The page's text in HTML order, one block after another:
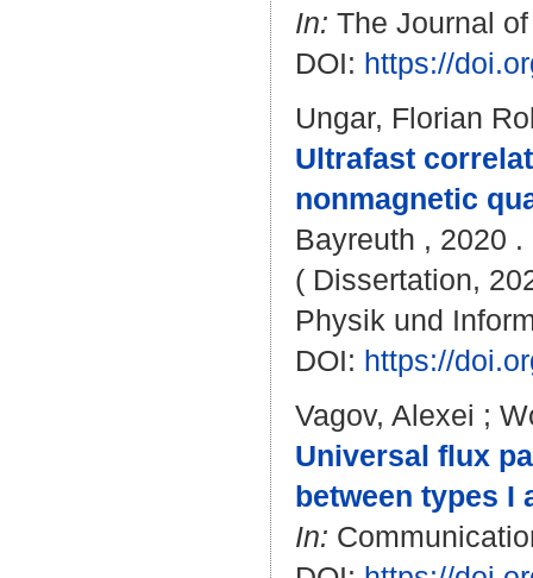
In: The Journal
DOI: https://
Ungar, Florian
Ultrafast
nonmagnetic
Bayreuth , 2020
( Dissertation,
Physik und
DOI: https://
Vagov, Alexei ;
Universal flux
between types I
In: